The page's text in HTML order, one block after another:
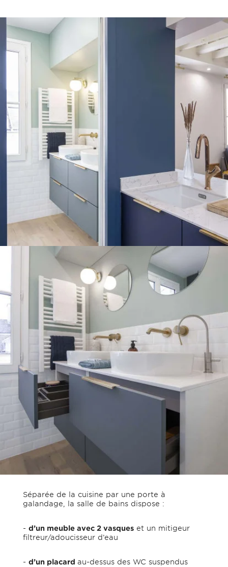
Séparée de la cuisine par une porte à
galandage, la salle de bains dispose :
- d’un meuble avec 2 vasqueset un mitigeur
filtreur/adoucisseur d’eau
- d’un placard au-dessus des WC suspendus